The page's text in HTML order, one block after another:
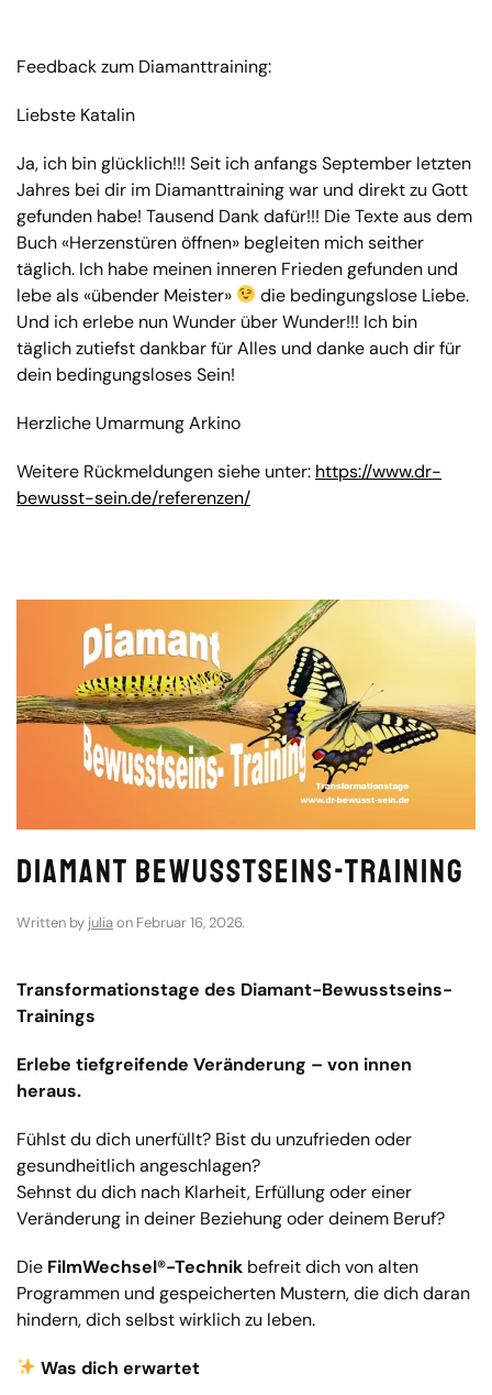
Feedback zum Diamanttraining:
Liebste Katalin
Ja, ich bin glücklich!!! Seit ich anfangs September letzten
Jahres bei dir im Diamanttraining war und direkt zu Gott
gefunden habe! Tausend Dank dafür!!! Die Texte aus dem
Buch «Herzenstüren öffnen» begleiten mich seither
täglich. Ich habe meinen inneren Frieden gefunden und
lebe als «übender Meister»
die bedingungslose Liebe.
Und ich erlebe nun Wunder über Wunder!!! Ich bin
täglich zutiefst dankbar für Alles und danke auch dir für
dein bedingungsloses Sein!
Herzliche Umarmung Arkino
Weitere Rückmeldungen siehe unter: https://www.dr-
bewusst-sein.de/referenzen/
Diamant Bewusstseins-Training
Written by juliaon Februar 16, 2026.
Transformationstage des Diamant-Bewusstseins-
Trainings
Erlebe tiefgreifende Veränderung – von innen
heraus.
Fühlst du dich unerfüllt? Bist du unzufrieden oder
gesundheitlich angeschlagen?
Sehnst du dich nach Klarheit, Erfüllung oder einer
Veränderung in deiner Beziehung oder deinem Beruf?
Die FilmWechsel®-Technik befreit dich von alten
Programmen und gespeicherten Mustern, die dich daran
hindern, dich selbst wirklich zu leben.
Was dich erwartet